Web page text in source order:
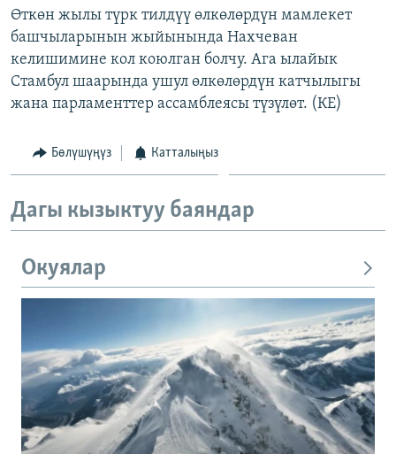
Өткөн жылы түрк тилдүү өлкөлөрдүн мамлекет
башчыларынын жыйынында Нахчеван
келишимине кол коюлган болчу. Ага ылайык
Стамбул шаарында ушул өлкөлөрдүн катчылыгы
жана парламенттер ассамблеясы түзүлөт. (КЕ)
Бөлүшүңүз Катталыңыз
Дагы кызыктуу баяндар
Окуялар